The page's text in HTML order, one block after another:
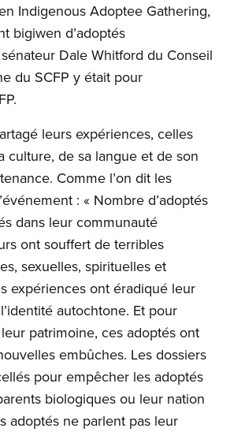
Indigenous Adoptee Gathering,
bigiwen d’adoptés
Dale Whitford du Conseil
du SCFP y était pour
leurs expériences, celles
culture, de sa langue et de son
Comme l’on dit les
: « Nombre d’adoptés
dans leur communauté
ont souffert de terribles
sexuelles, spirituelles et
expériences ont éradiqué leur
autochtone. Et pour
patrimoine, ces adoptés ont
embûches. Les dossiers
pour empêcher les adoptés
biologiques ou leur nation
adoptés ne parlent pas leur